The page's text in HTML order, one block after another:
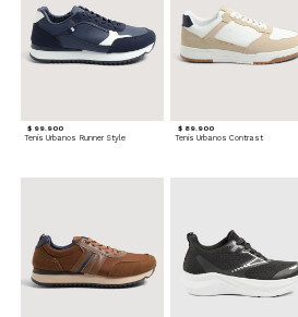
$ 99.900
Tenis Urbanos Runner Style
$ 89.900
Tenis Urbanos Contrast